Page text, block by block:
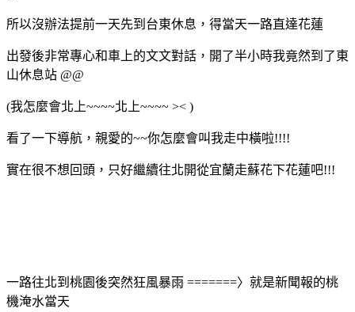
所以沒辦法提前一天先到台東休息，得當天一路直達花蓮
出發後非常專心和車上的文文對話，開了半小時我竟然到了東
山休息站 @@
(我怎麼會北上~~~~北上~~~~ >< )
看了一下導航，親愛的~~你怎麼會叫我走中橫啦!!!!
實在很不想回頭，只好繼續往北開從宜蘭走蘇花下花蓮吧!!!
一路往北到桃園後突然狂風暴雨 =======〉就是新聞報的桃
機淹水當天